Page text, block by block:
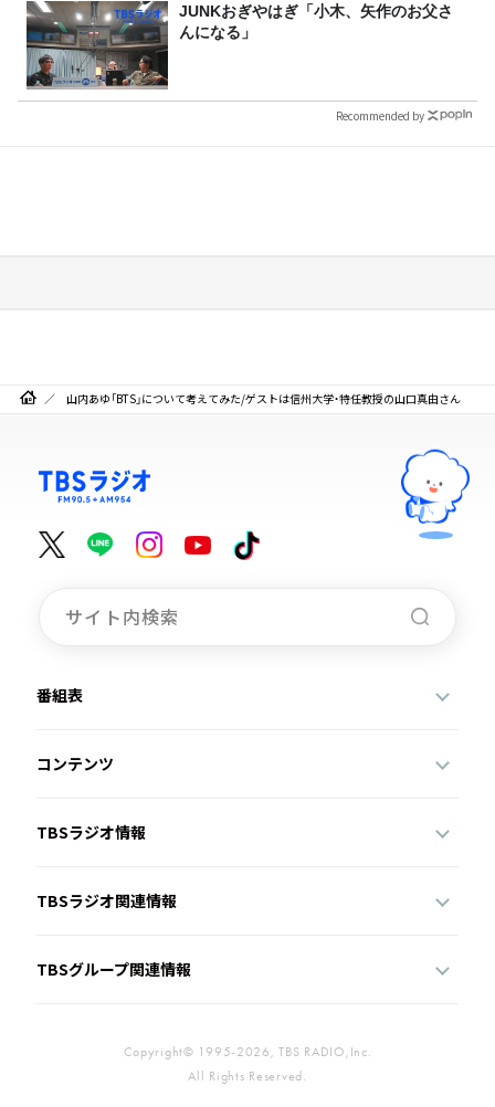
JUNKおぎやはぎ「小木、矢作のお父さ
んになる」
Recommended by
山内あゆ「BTS」について考えてみた/ゲストは信州大学・特任教授の山口真由さん
番組表
コンテンツ
TBSラジオ情報
TBSラジオ関連情報
TBSグループ関連情報
Copyright© 1995-2026, TBS RADIO,Inc.
All Rights Reserved.